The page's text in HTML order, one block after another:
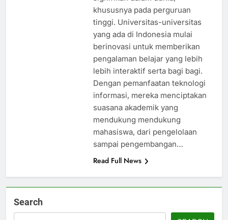
khususnya pada perguruan
tinggi. Universitas-universitas
yang ada di Indonesia mulai
berinovasi untuk memberikan
pengalaman belajar yang lebih
lebih interaktif serta bagi bagi.
Dengan pemanfaatan teknologi
informasi, mereka menciptakan
suasana akademik yang
mendukung mendukung
mahasiswa, dari pengelolaan
sampai pengembangan…
Read Full News
Search